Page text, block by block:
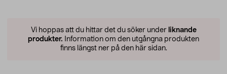
Vi hoppas att du hittar det du söker under liknande
produkter. Information om den utgångna produkten
finns längst ner på den här sidan.